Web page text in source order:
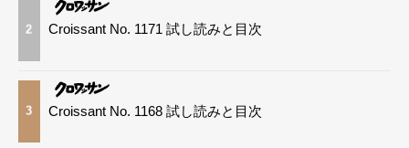
2 Croissant No. 1171 試し読みと目次
3 Croissant No. 1168 試し読みと目次